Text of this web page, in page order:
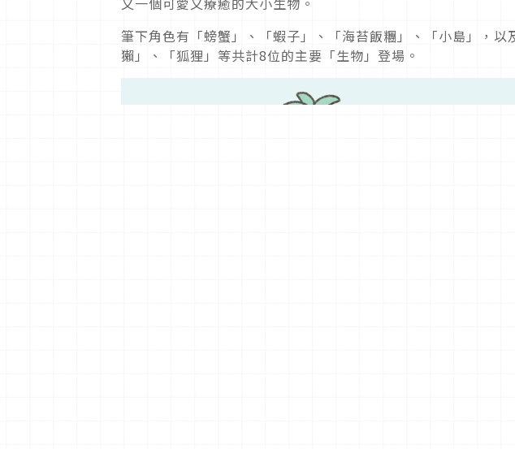
筆下角色有「螃蟹」、「蝦子」、「海苔飯糰」、「小島」，
獺」、「狐狸」等共計8位的主要「生物」登場。